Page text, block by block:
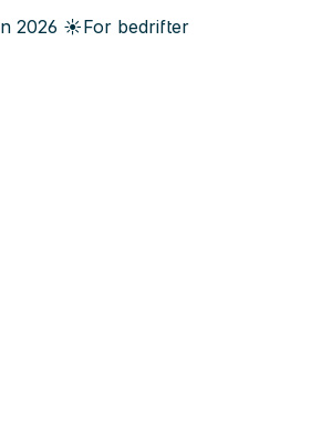
2026 ☀️For bedrifter